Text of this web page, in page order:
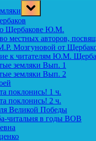
Toggle
sub-
menu
Щербакове Ю.М.
местных авторов,
Мозгуновой от
к читателям Ю.М.
земляки Вып. 1
земляки Вып. 2
поклонись! 1 ч.
поклонись! 2 ч.
Великой Победы
читальня в годы ВОВ